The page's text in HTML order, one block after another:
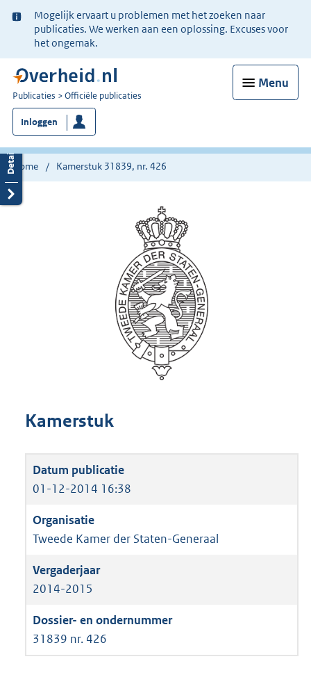
Ter
informatie:
Mogelijk ervaart u problemen met het zoeken naar
publicaties. We werken aan een oplossing. Excuses voor
het ongemak.
Menu
U
bent
nu
hier:
Publicaties Officiële publicaties
Inloggen
Home Kamerstuk 31839, nr. 426
Kamerstuk
01-12-2014 16:38
Tweede Kamer der Staten-Generaal
2014-2015
31839 nr. 426